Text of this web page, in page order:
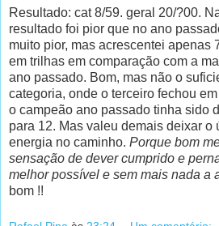
Resultado: cat 8/59. geral 20/?00.
resultado foi pior que no ano
muito pior, mas acrescentei apenas
em trilhas em comparação com a
ano passado. Bom, mas não o
categoria, onde o terceiro fechou
o campeão ano passado tinha sido
para 12. Mas valeu demais deixar o
energia no caminho. Porque bom
sensação de dever cumprido e
melhor possível e sem mais nada a
bom !!